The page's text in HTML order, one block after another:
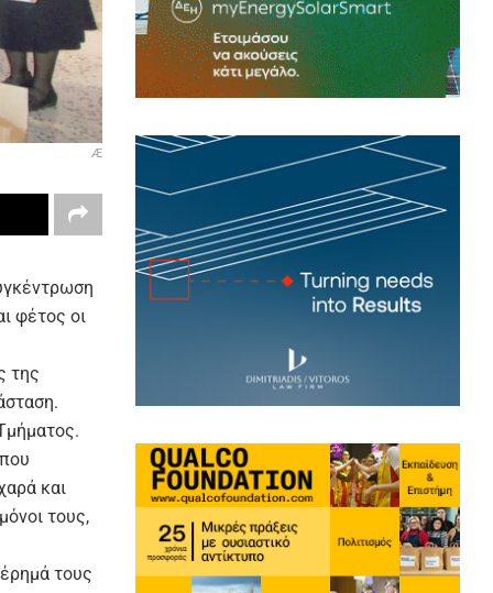
Æ
φέτος οι
της
και
τους,
τους